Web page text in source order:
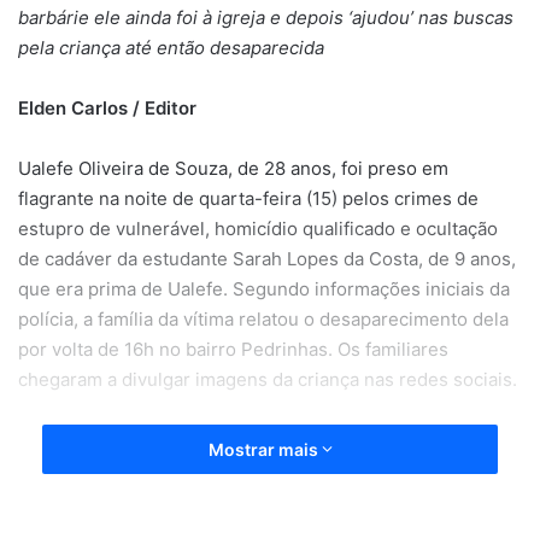
barbárie ele ainda foi à igreja e depois ‘ajudou’ nas buscas
pela criança até então desaparecida
Elden Carlos / Editor
Ualefe Oliveira de Souza, de 28 anos, foi preso em
flagrante na noite de quarta-feira (15) pelos crimes de
estupro de vulnerável, homicídio qualificado e ocultação
de cadáver da estudante Sarah Lopes da Costa, de 9 anos,
que era prima de Ualefe. Segundo informações iniciais da
polícia, a família da vítima relatou o desaparecimento dela
por volta de 16h no bairro Pedrinhas. Os familiares
chegaram a divulgar imagens da criança nas redes sociais.
À noite, o corpo da garota foi encontrado em uma área de
mata entre a Travessa C e a rua do canal das Pedrinhas. A
Mostrar mais